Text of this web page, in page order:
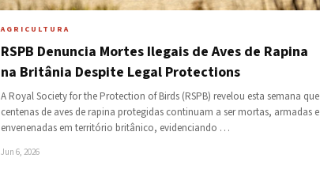
AGRICULTURA
RSPB Denuncia Mortes Ilegais de Aves de Rapina
na Britânia Despite Legal Protections
A Royal Society for the Protection of Birds (RSPB) revelou esta semana que
centenas de aves de rapina protegidas continuam a ser mortas, armadas e
envenenadas em território britânico, evidenciando …
Jun 6, 2026